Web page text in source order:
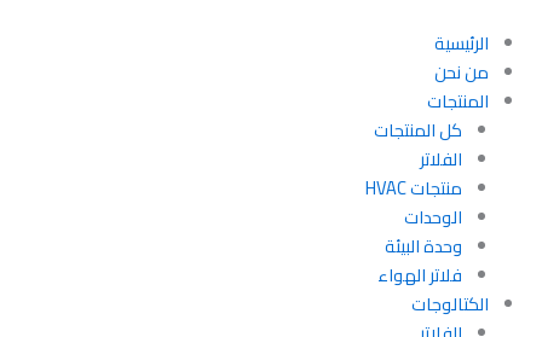
المحتوى
الرئيسية
من نحن
المنتجات
كل المنتجات
الفلاتر
منتجات HVAC
الوحدات
وحدة البيئة
فلاتر الهواء
الكتالوجات